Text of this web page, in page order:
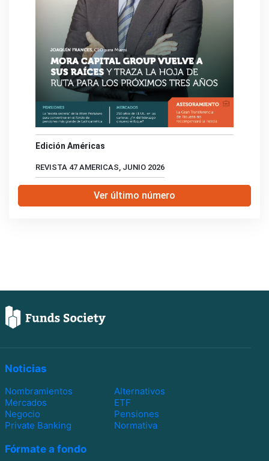
Edición Américas
REVISTA 47 AMERICAS, JUNIO 2026
Ver último número
Noticias
Nombramientos
Alternativos
Mercados
ETF
Negocio
Pensiones
Private Banking
Normativa
Fórmate a fondo